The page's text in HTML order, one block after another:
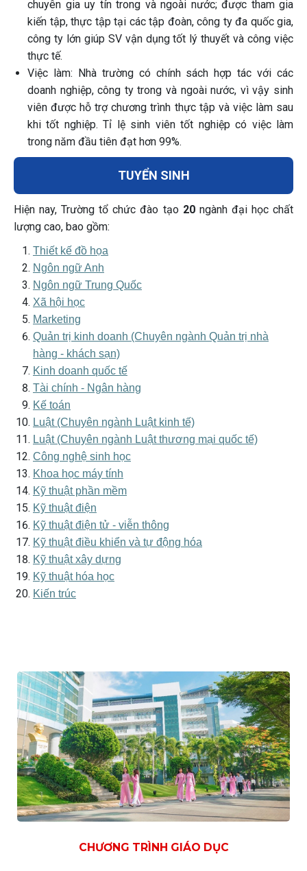
chuyên gia uy tín trong và ngoài nước; được tham gia
kiến tập, thực tập tại các tập đoàn, công ty đa quốc gia,
công ty lớn giúp SV vận dụng tốt lý thuyết và công việc
thực tế.
Việc làm: Nhà trường có chính sách hợp tác với các
doanh nghiệp, công ty trong và ngoài nước, vì vậy sinh
viên được hỗ trợ chương trình thực tập và việc làm sau
khi tốt nghiệp. Tỉ lệ sinh viên tốt nghiệp có việc làm
trong năm đầu tiên đạt hơn 99%.
TUYỂN SINH
Hiện nay, Trường tổ chức đào tạo 20ngành đại học chất
lượng cao, bao gồm:
Thiết kế đồ họa
Ngôn ngữ Anh
Ngôn ngữ Trung Quốc
Xã hội học
Marketing
Quản trị kinh doanh (Chuyên ngành Quản trị nhà
hàng - khách sạn)
Kinh doanh quốc tế
Tài chính - Ngân hàng
Kế toán
Luật (Chuyên ngành Luật kinh tế)
Luật (Chuyên ngành Luật thương mại quốc tế)
Công nghệ sinh học
Khoa học máy tính
Kỹ thuật phần mềm
Kỹ thuật điện
Kỹ thuật điện tử - viễn thông
Kỹ thuật điều khiển và tự động hóa
Kỹ thuật xây dựng
Kỹ thuật hóa học
Kiến trúc
CHƯƠNG TRÌNH GIÁO DỤC